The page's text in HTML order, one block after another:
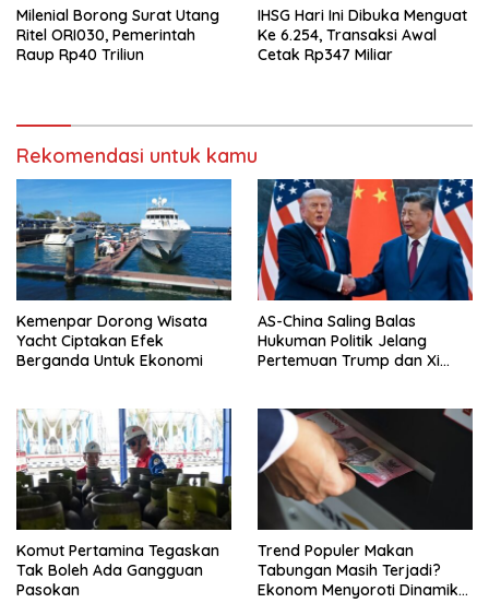
Milenial Borong Surat Utang
Ritel ORI030, Pemerintah
Raup Rp40 Triliun
IHSG Hari Ini Dibuka Menguat
Ke 6.254, Transaksi Awal
Cetak Rp347 Miliar
Rekomendasi untuk kamu
Kemenpar Dorong Wisata
Yacht Ciptakan Efek
Berganda Untuk Ekonomi
AS-China Saling Balas
Hukuman Politik Jelang
Pertemuan Trump dan Xi
Komut Pertamina Tegaskan
Tak Boleh Ada Gangguan
Pasokan
Trend Populer Makan
Tabungan Masih Terjadi?
Ekonom Menyoroti Dinamika